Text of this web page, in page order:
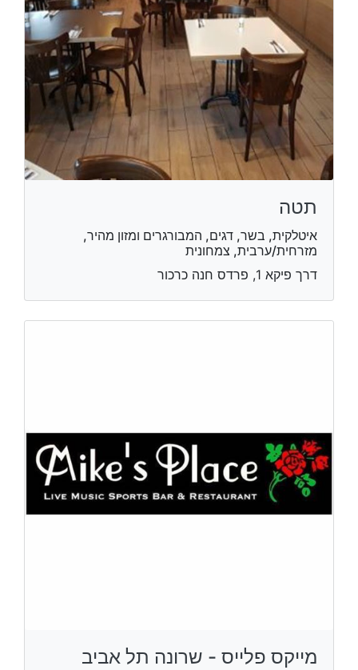
תטה
איטלקית, בשר, דגים, המבורגרים ומזון מהיר,
מזרחית/ערבית, צמחונית
דרך פיקא 1, פרדס חנה כרכור
מייקס פלייס - שרונה תל אביב